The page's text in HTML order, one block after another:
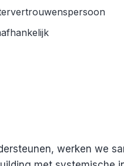
werken we